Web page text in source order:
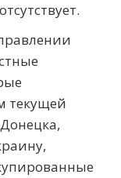
текущей